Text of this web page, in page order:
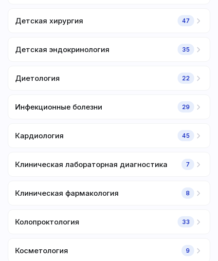
Детская хирургия 47
Детская эндокринология 35
Диетология 22
Инфекционные болезни 29
Кардиология 45
Клиническая лабораторная диагностика 7
Клиническая фармакология 8
Колопроктология 33
Косметология 9